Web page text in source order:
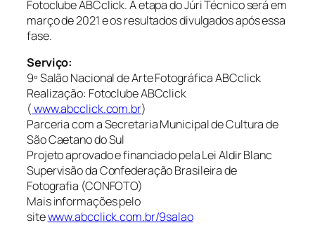
Fotoclube ABCclick. A etapa do Júri Técnico será em
março de 2021 e os resultados divulgados após essa
fase.
Serviço:
9º Salão Nacional de Arte Fotográfica ABCclick
Realização: Fotoclube ABCclick
(www.abcclick.com.br)
Parceria com a Secretaria Municipal de Cultura de
São Caetano do Sul
Projeto aprovado e financiado pela Lei Aldir Blanc
Supervisão da Confederação Brasileira de
Fotografia (CONFOTO)
Mais informações pelo
sitewww.abcclick.com.br/9salao